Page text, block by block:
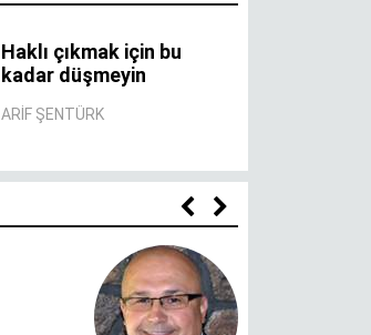
Haklı çıkmak için bu
kadar düşmeyin
ARIF ŞENTÜRK